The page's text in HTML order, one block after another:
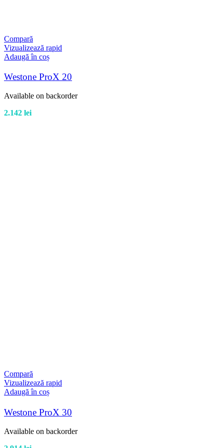
Compară
Vizualizează rapid
Adaugă în coș
Westone ProX 20
Available on backorder
2.142 lei
Compară
Vizualizează rapid
Adaugă în coș
Westone ProX 30
Available on backorder